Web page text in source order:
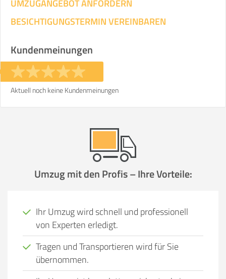
UMZUGANGEBOT ANFORDERN
BESICHTIGUNGSTERMIN VEREINBAREN
Kundenmeinungen
Aktuell noch keine Kundenmeinungen
Umzug mit den Profis – Ihre Vorteile:
Ihr Umzug wird schnell und professionell
von Experten erledigt.
Tragen und Transportieren wird für Sie
übernommen.